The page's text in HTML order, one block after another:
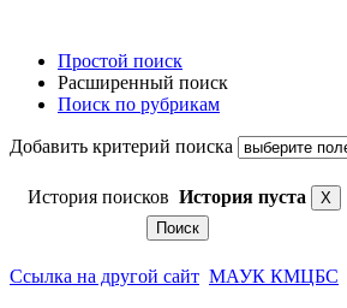
Простой поиск
Расширенный поиск
Поиск по рубрикам
Добавить критерий поиска
История поисков История пуста
Ссылка на другой сайт МАУК КМЦБС